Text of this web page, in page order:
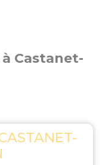
Castanet-